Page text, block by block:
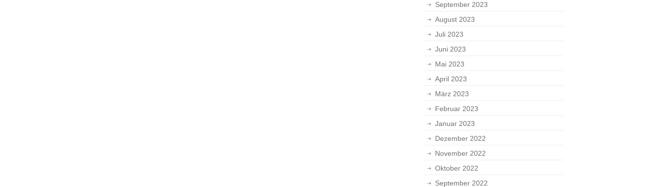
September 2023
August 2023
Juli 2023
Juni 2023
Mai 2023
April 2023
März 2023
Februar 2023
Januar 2023
Dezember 2022
November 2022
Oktober 2022
September 2022